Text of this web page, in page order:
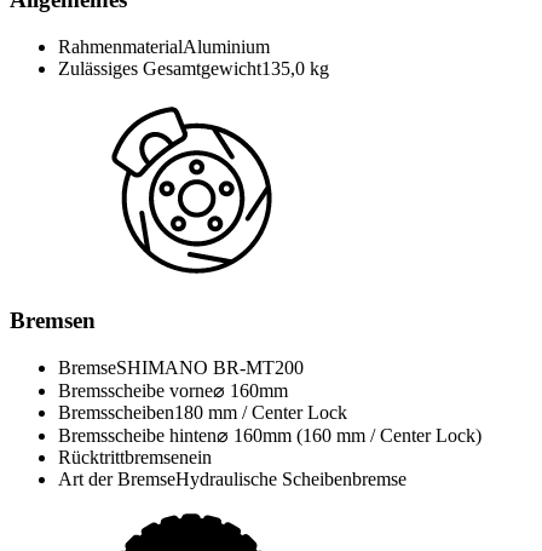
RahmenmaterialAluminium
Zulässiges Gesamtgewicht135,0 kg
Bremsen
BremseSHIMANO BR-MT200
Bremsscheibe vorne⌀ 160mm
Bremsscheiben180 mm / Center Lock
Bremsscheibe hinten⌀ 160mm (160 mm / Center Lock)
Rücktrittbremsenein
Art der BremseHydraulische Scheibenbremse